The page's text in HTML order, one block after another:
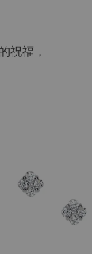
祝福，